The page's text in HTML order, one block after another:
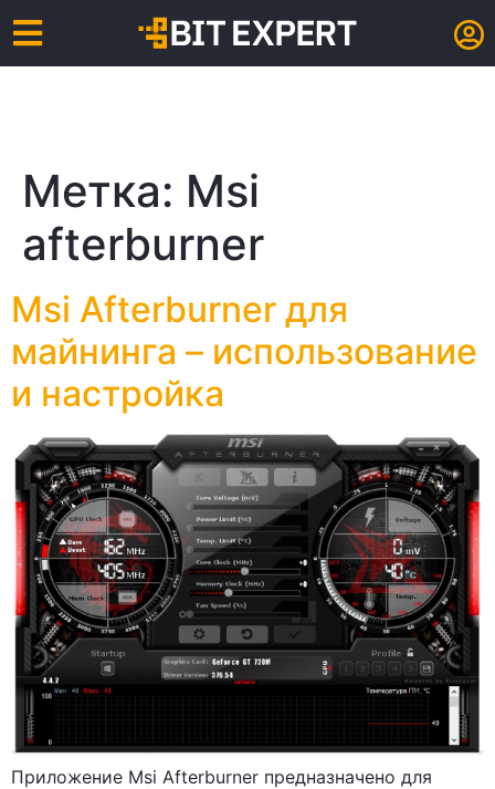
Метка: Msi
afterburner
Msi Afterburner для
майнинга – использование
и настройка
Приложение Msi Afterburner предназначено для